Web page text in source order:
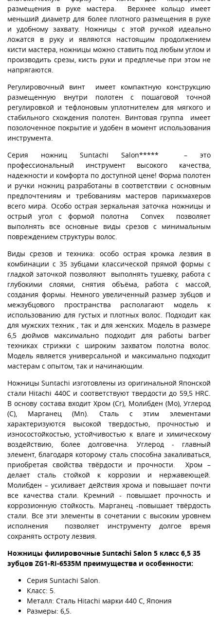
размещения в руке мастера. Верхнее кольцо имеет
меньший диаметр для более плотного размещения в руке
и удобному захвату. Ножницы с этой ручкой идеально
ложатся в руку и являются настоящим продолжением
кисти мастера, ножницы можно ставить под любым углом и
производить срезы, кисть руки и предплечье при этом не
напрягаются.
Регулировочный винт имеет компактную конструкцию
размещенную внутри полотен с пошаговой точной
регулировкой и тефлоновым уплотнителем для мягкого и
стабильного схождения полотен. Винтовая группа имеет
позолоченное покрытие и удобен в момент использования
инструмента.
Серия ножниц Suntachi Salon***** – это
профессиональный инструмент высокого качества,
надежности и комфорта по доступной цене! Форма полотен
и ручки ножниц разработаны в соответствии с основным
предпочтениям и требованиям мастеров парикмахеров
всего мира. Особо острая зеркальная заточка ножницы и
острый угол с формой полотна Convex позволяет
выполнять все основные виды срезов с минимальным
повреждением структуры волос.
Виды срезов и техника: особо острая кромка лезвия в
комбинации с 35 зубцами классической прямой формы с
гладкой заточкой позволяют выполнять тушевку, работа с
глубокими слоями, снятия объёма, работа с массой,
создания формы. Немного увеличенный размер зубцов и
межзубцового пространства располагают модель к
использованию для густых и плотных волос. Подходит как
для мужских техник , так и для женских. Модель в размере
6,5 дюймов максимально подходит для работы barber
техниках стрижки с широким захватом полотна волос.
Модель является универсальной и максимально подходит
мастерам с опытом, так и начинающим.
Ножницы Suntachi изготовлены из оригинальной Японской
стали Hitachi 440С и соответствуют твердости до 59,5 HRC.
В основу состава входит Хром (Cr), Молибден (Mo), Углерод
(С), Марганец (Mn). Сталь с этим элементами
характеризуются высокой твердостью, прочностью и
износостойкостью, устойчивостью к влаге и химическому
воздействию, более долговечна. Углерод - главный
элемент, благодаря которому сталь способна закаливаться,
приобретая свойства твёрдости и прочности. Хром –
делает сталь стойкой к коррозии и нержавеющей.
Молибден – усиливает действия хрома и повышает почти
все качества стали. Кремний - повышает прочность и
коррозионную стойкость. Марганец -повышает твёрдость
стали. Все эти элементы в сочетании с высоким уровнем
исполнения позволяет инструменту долгое время
сохранять остроту лезвия.
Ножницы филировочные Suntachi Salon 5 класс 6,5 35
зубцов ZG1-RI-6535M преимущества и особенности:
Серия Suntachi Salon.
Класс: 5.
Металл: Сталь Hitachi марки 440 C, Япония
Размеры: 6,5.